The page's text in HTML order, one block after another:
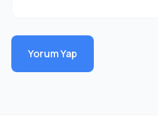
Yorum Yap